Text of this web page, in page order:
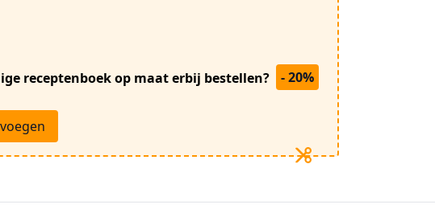
receptenboek op maat erbij bestellen?
- 20%